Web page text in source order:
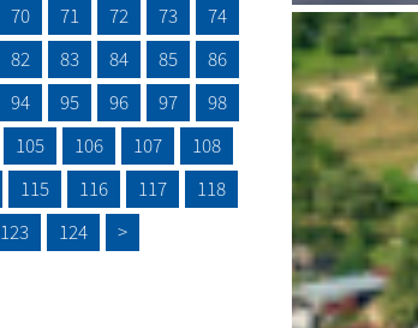
70 71 72 73
74
82 83 84 85
86
94 95 96 97
98
105 106 107
108
115 116 117
118
123 124 >